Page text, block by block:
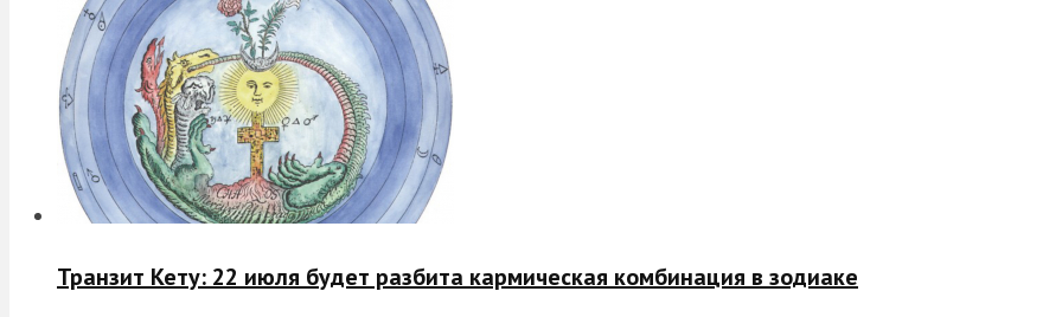
Транзит Кету: 22 июля будет разбита кармическая комбинация в зодиаке